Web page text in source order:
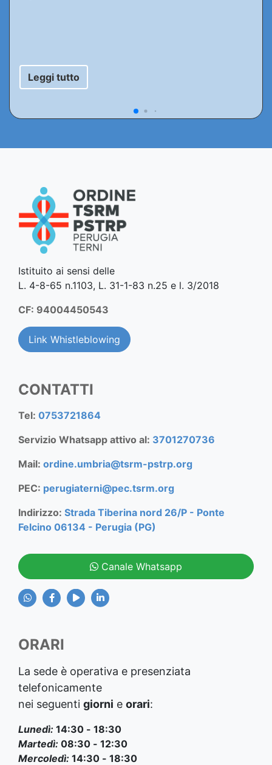
Leggi tutto
Istituito ai sensi delle
L. 4-8-65 n.1103, L. 31-1-83 n.25 e l. 3/2018
CF: 94004450543
Link Whistleblowing
CONTATTI
Tel: 0753721864
Servizio Whatsapp attivo al: 3701270736
Mail: ordine.umbria@tsrm-pstrp.org
PEC: perugiaterni@pec.tsrm.org
Indirizzo: Strada Tiberina nord 26/P - Ponte
Felcino 06134 - Perugia (PG)
Canale Whatsapp
ORARI
La sede è operativa e presenziata
telefonicamente
nei seguenti giorni e orari:
Lunedì: 14:30 - 18:30
Martedì: 08:30 - 12:30
Mercoledì: 14:30 - 18:30